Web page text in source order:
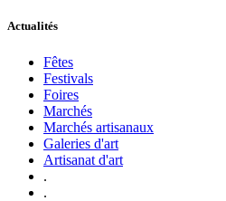
Actualités
Fêtes
Festivals
Foires
Marchés
Marchés artisanaux
Galeries d'art
Artisanat d'art
.
.